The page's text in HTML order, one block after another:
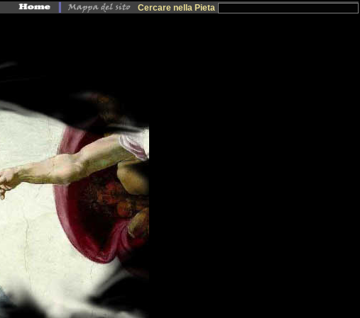
Cercare nella Pieta